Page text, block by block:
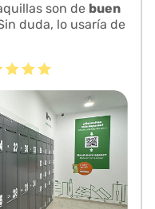
son de buen
duda, lo usaría de